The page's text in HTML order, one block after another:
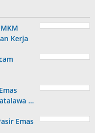
Kerja
…
Emas